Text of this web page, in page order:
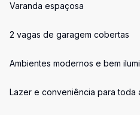
Varanda espaçosa
2 vagas de garagem cobertas
Ambientes modernos e bem
Lazer e conveniência para toda